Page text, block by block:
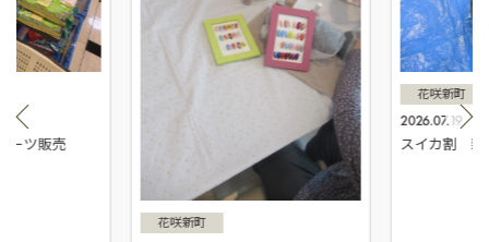
ーツ販売
花咲新町
2026.07.19
花咲新町
スイカ割 新